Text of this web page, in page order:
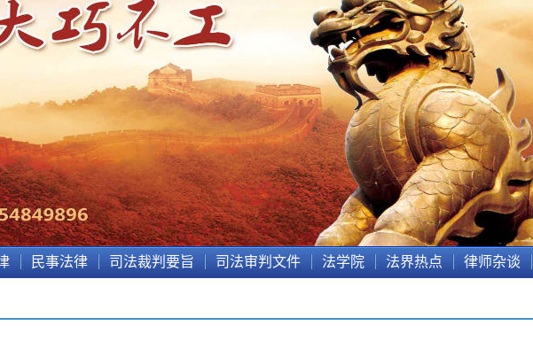
民事法律 司法裁判要旨 司法审判文件 法学院 法界热点 律师杂谈